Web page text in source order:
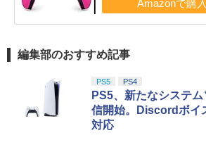
編集部のおすすめ記事
PS5 PS4
PS5、新たなシステ
信開始。Discordボイ
対応